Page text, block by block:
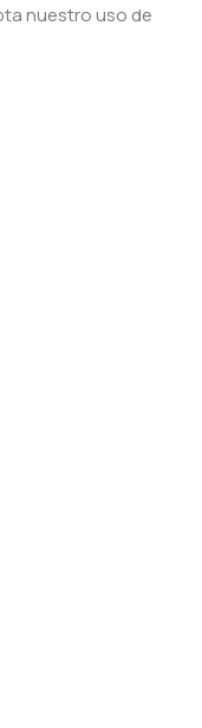
nuestro uso de